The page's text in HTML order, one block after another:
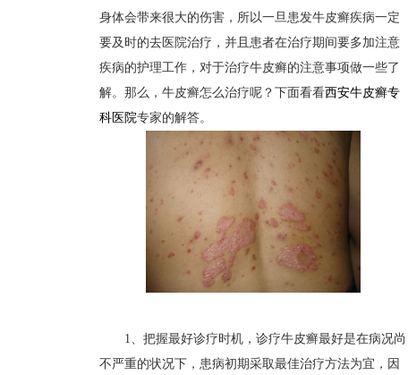
身体会带来很大的伤害，所以一旦患发牛皮癣疾病一定
要及时的去医院治疗，并且患者在治疗期间要多加注意
疾病的护理工作，对于治疗牛皮癣的注意事项做一些了
解。那么，牛皮癣怎么治疗呢？下面看看西安牛皮癣专
科医院专家的解答。
1、把握最好诊疗时机，诊疗牛皮癣最好是在病况尚
不严重的状况下，患病初期采取最佳治疗方法为宜，因